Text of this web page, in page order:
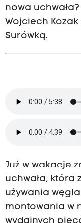
nowa
Wojciech Kozak
Surówką.
Już w wakacje
uchwała, która
używania
montowania w
wydajnych